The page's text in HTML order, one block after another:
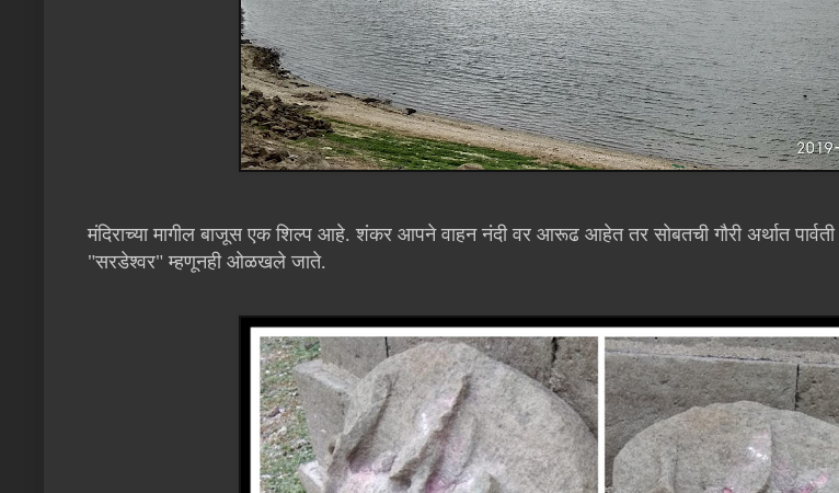
मंदिराच्या मागील बाजूस एक शिल्प आहे. शंकर आपने वाहन नंदी वर आरूढ आहेत तर सोबतची गौरी अर्थात
"सरडेश्वर" म्हणूनही ओळखले जाते.